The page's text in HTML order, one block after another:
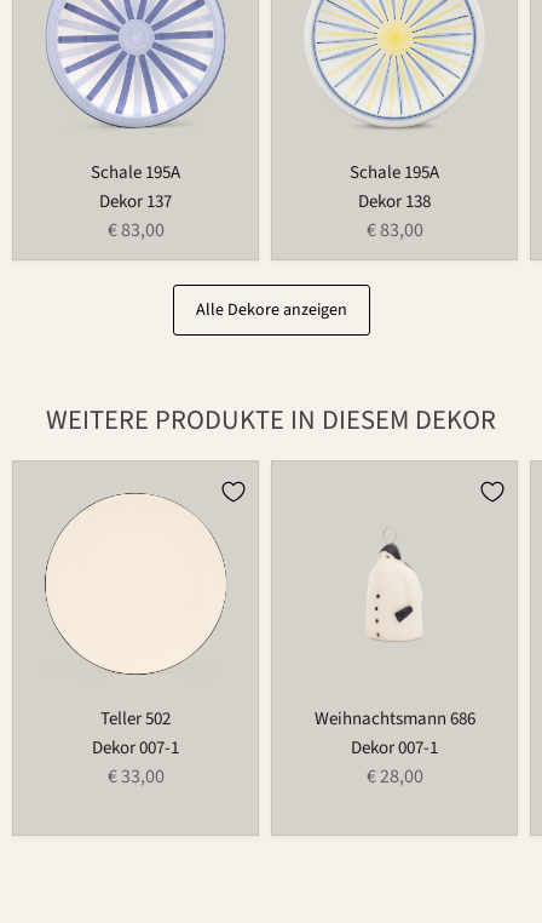
Schale 195A
Dekor 137
€ 83,00
Schale 195A
Dekor 138
€ 83,00
Alle Dekore anzeigen
WEITERE PRODUKTE IN DIESEM DEKOR
Teller 502
Dekor 007-1
€ 33,00
Weihnachtsmann 686
Dekor 007-1
€ 28,00